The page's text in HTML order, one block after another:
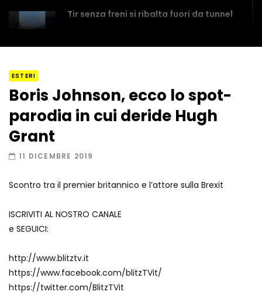
Tir senza freni si ribalta fuori da tunnel
Record di baci in 30 secondi
ESTERI
Boris Johnson, ecco lo spot-
parodia in cui deride Hugh
Grant
11 DICEMBRE 2019
Scontro tra il premier britannico e l’attore sulla Brexit
ISCRIVITI AL NOSTRO CANALE
e SEGUICI:
http://www.blitztv.it
https://www.facebook.com/blitzTVit/
https://twitter.com/BlitzTVit